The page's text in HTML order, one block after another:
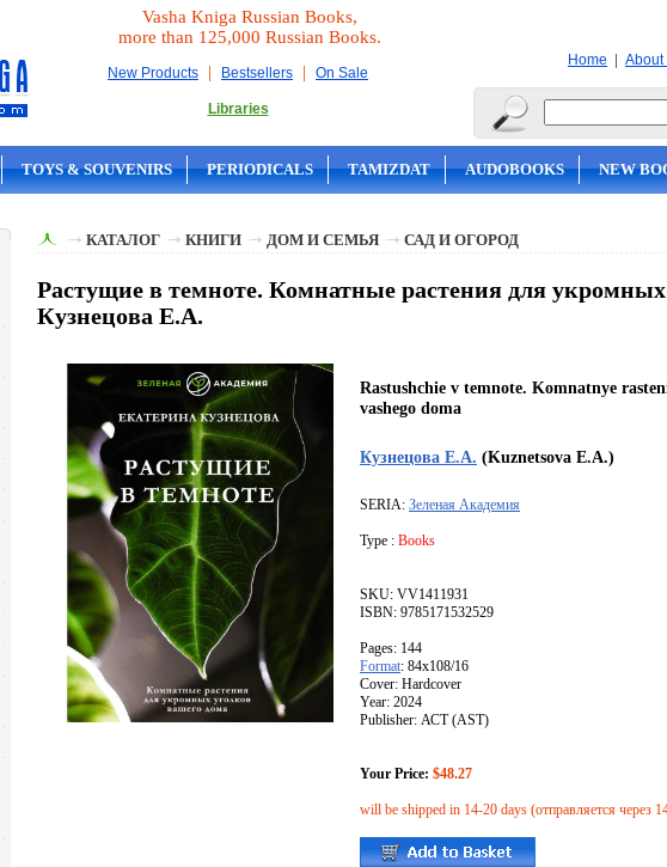
Vasha Kniga Russian Books,
more than 125,000 Russian Books.
New Products | Bestsellers | On Sale
Libraries
Home | About
TOYS & SOUVENIRS PERIODICALS TAMIZDAT AUDOBOOKS NEW
КАТАЛОГ КНИГИ ДОМ И СЕМЬЯ САД И ОГОРОД
Растущие в темноте. Комнатные растения для
Кузнецова Е.А.
Rastushchie v temnote. Komnatnye
vashego doma
Кузнецова Е.А. (Kuznetsova E.A.)
SERIA: Зеленая Академия
Type : Books
SKU: VV1411931
ISBN: 9785171532529
Pages: 144
Format: 84x108/16
Cover: Hardcover
Year: 2024
Publisher: АСТ (AST)
Your Price: $48.27
will be shipped in 14-20 days (отправляется через